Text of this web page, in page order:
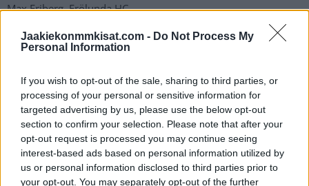
Jaakiekonmmkisat.com - Do Not Process My
Personal Information
If you wish to opt-out of the sale, sharing to third parties, or
processing of your personal or sensitive information for
targeted advertising by us, please use the below opt-out
section to confirm your selection. Please note that after your
opt-out request is processed you may continue seeing
interest-based ads based on personal information utilized by
us or personal information disclosed to third parties prior to
your opt-out. You may separately opt-out of the further
Max Friberg, Frölunda HC
Elmer Söderblom, Frölunda HC
Lucas Wallmark, CSKA Moskova
Joakim Nordström, CSKA Moskova
Carl Klingberg, Zug
Joel Kellman, Växjö Lakers
Nils Åman, Leksands IF
Emil Bemström, Columbus Blue Jakcets